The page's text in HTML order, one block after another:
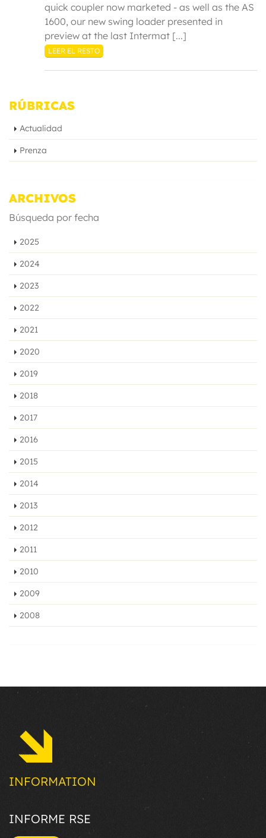
quick coupler now marketed - as well as the AS
1600, our new swing loader presented in
preview at the last Intermat [...]
LEER EL RESTO
RÚBRICAS
Actualidad
Prenza
ARCHIVOS
Búsqueda por fecha
2025
2024
2023
2022
2021
2020
2019
2018
2017
2016
2015
2014
2013
2012
2011
2010
2009
2008
INFORMATION
INFORME RSE